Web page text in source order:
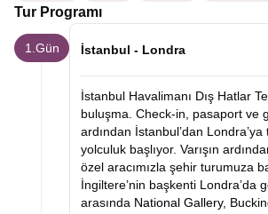
Tur Programı
1.Gün İstanbul - Londra
İstanbul Havalimanı Dış Hatlar
buluşma. Check-in, pasaport ve
ardından İstanbul’dan
yolculuk başlıyor. Varışın
özel aracımızla şehir turumuza
İngiltere’nin başkenti Londra’da
arasında National Gallery,